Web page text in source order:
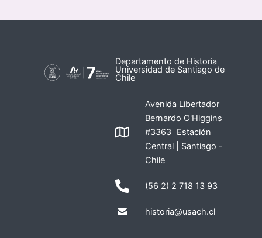
Departamento de Historia
Universidad de Santiago de
Chile
Avenida Libertador
Bernardo O'Higgins
#3363 Estación
Central | Santiago -
Chile
(56 2) 2 718 13 93
historia@usach.cl